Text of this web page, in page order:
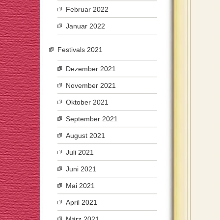
Februar 2022
Januar 2022
Festivals 2021
Dezember 2021
November 2021
Oktober 2021
September 2021
August 2021
Juli 2021
Juni 2021
Mai 2021
April 2021